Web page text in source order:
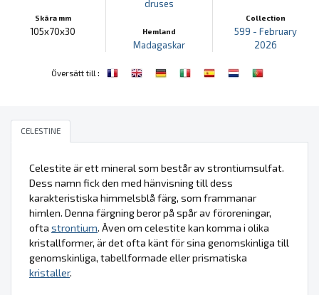
Skära mm
105x70x30
druses
Hemland
Madagaskar
Collection
599 - February
2026
Översätt till :
CELESTINE
Celestite är ett mineral som består av strontiumsulfat.
Dess namn fick den med hänvisning till dess
karakteristiska himmelsblå färg, som frammanar
himlen. Denna färgning beror på spår av föroreningar,
ofta strontium. Även om celestite kan komma i olika
kristallformer, är det ofta känt för sina genomskinliga till
genomskinliga, tabellformade eller prismatiska
kristaller.